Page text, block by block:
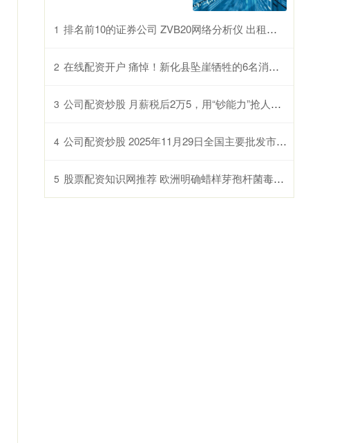
1 排名前10的证券公司 ZVB20网络分析仪 出租出售ZNB20
2 在线配资开户 痛悼！新化县坠崖牺牲的6名消防员名字公布，追思会现场曝光
3 公司配资炒股 月薪税后2万5，用“钞能力”抢人！“苏超”挑战中国职业足球体系
4 公司配资炒股 2025年11月29日全国主要批发市场青冬瓜价格行情
5 股票配资知识网推荐 欧洲明确蜡样芽孢杆菌毒素阈值，婴幼儿奶粉迎来更严监管